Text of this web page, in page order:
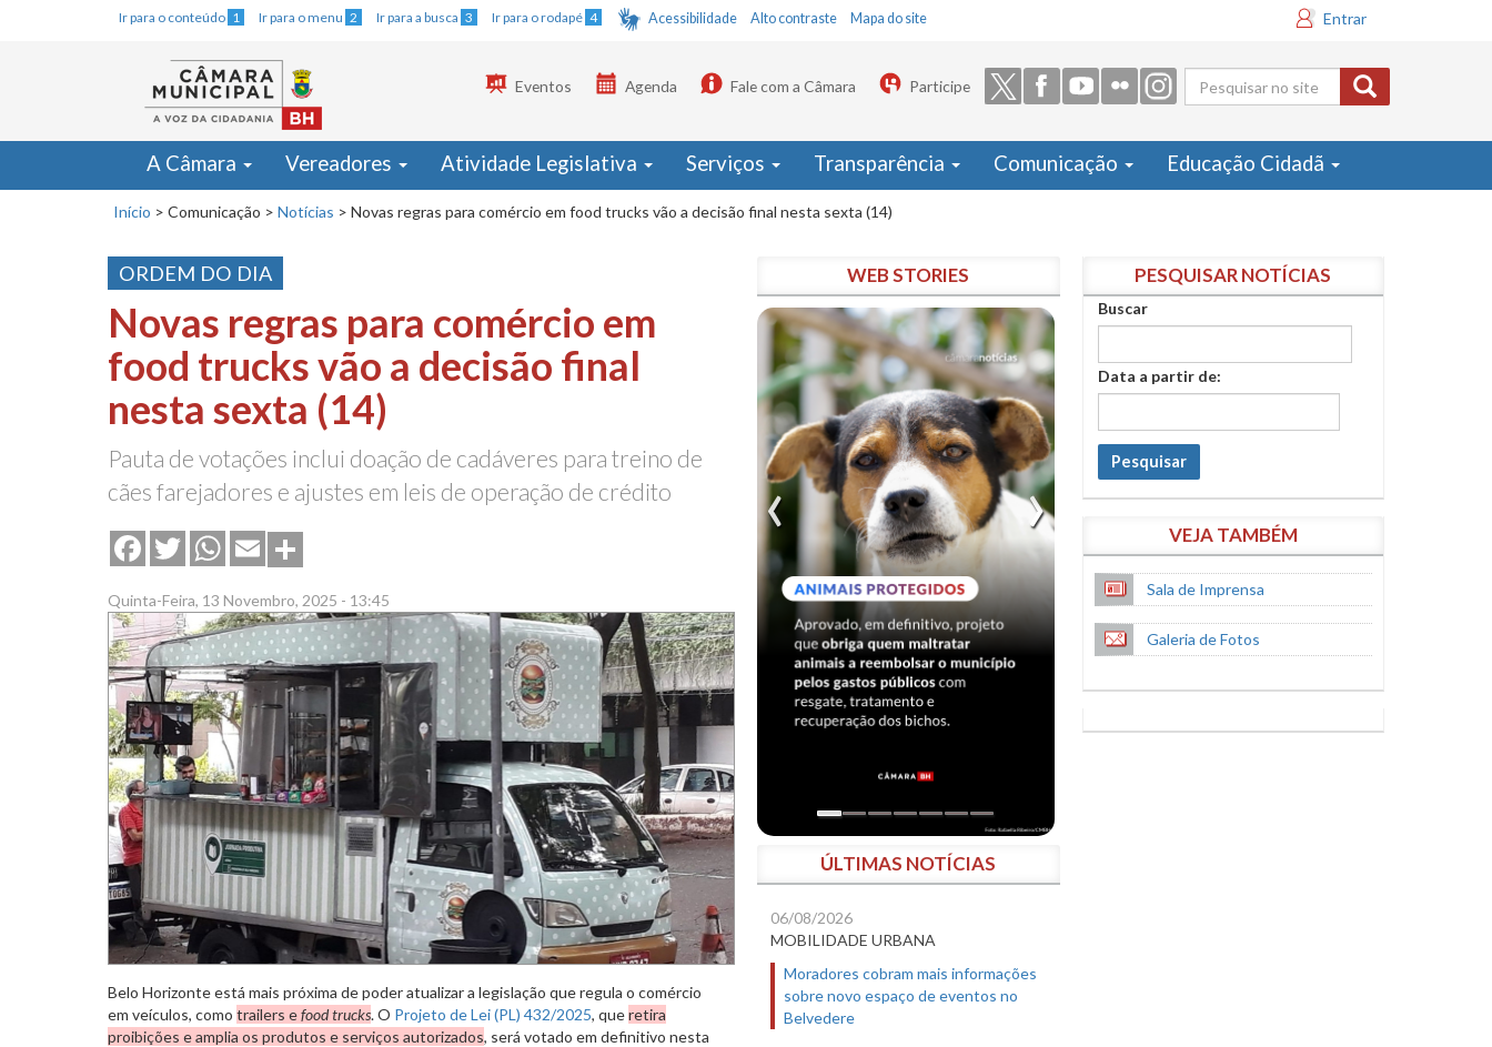
Ir para o conteúdo 1 Ir para o menu 2 Ir para a busca 3 Ir para o rodapé 4 Acessibilidade Alto contraste Mapa do site Entrar
Formulário
de busca
Eventos Agenda Fale com a Câmara Participe
A Câmara Vereadores Atividade Legislativa Serviços Transparência Comunicação Educação Cidadã
Início > Comunicação > Notícias > Novas regras para comércio em food trucks vão a decisão final nesta sexta (14)
ORDEM DO DIA
Novas regras para comércio em
food trucks vão a decisão final
nesta sexta (14)
Pauta de votações inclui doação de cadáveres para treino de
cães farejadores e ajustes em leis de operação de crédito
FacebookTwitterWhatsApp
Email
Quinta-Feira, 13 Novembro, 2025 - 13:45
Belo Horizonte está mais próxima de poder atualizar a legislação que regula o comércio
em veículos, como trailers efood trucks. O Projeto de Lei (PL) 432/2025, queretira
proibições e amplia os produtos e serviços autorizados, será votado em definitivo nesta
WEB STORIES
ÚLTIMAS NOTÍCIAS
06/08/2026
MOBILIDADE URBANA
Moradores cobram mais informações
sobre novo espaço de eventos no
Belvedere
PESQUISAR NOTÍCIAS
Buscar
Data a partir de:
Pesquisar
VEJA TAMBÉM
Sala de Imprensa
Galeria de Fotos